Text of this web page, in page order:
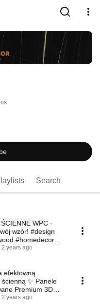
Search
WPC -
wzór! #design
#homedecor
2 years ago
efektowną
✨ Panele
Premium 3D
#premium
2 years ago